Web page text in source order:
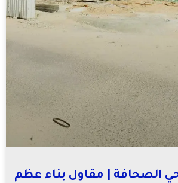
الصحافة | مقاول بناء عظم